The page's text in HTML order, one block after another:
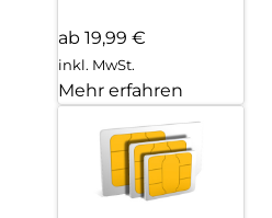
ab 19,99 €
inkl. MwSt.
Mehr erfahren